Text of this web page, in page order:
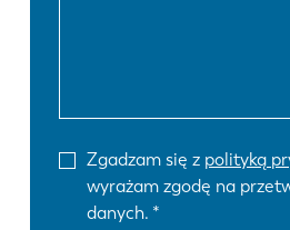
Zgadzam się z polityką
wyrażam zgodę na
danych.